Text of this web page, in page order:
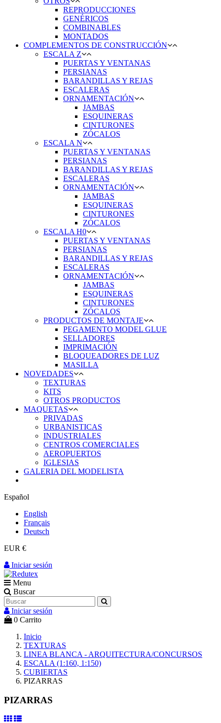
REPRODUCCIONES
GENÉRICOS
COMBINABLES
MONTADOS
COMPLEMENTOS DE CONSTRUCCIÓN
ESCALA Z
PUERTAS Y VENTANAS
PERSIANAS
BARANDILLAS Y REJAS
ESCALERAS
ORNAMENTACIÓN
JAMBAS
ESQUINERAS
CINTURONES
ZÓCALOS
ESCALA N
PUERTAS Y VENTANAS
PERSIANAS
BARANDILLAS Y REJAS
ESCALERAS
ORNAMENTACIÓN
JAMBAS
ESQUINERAS
CINTURONES
ZÓCALOS
ESCALA H0
PUERTAS Y VENTANAS
PERSIANAS
BARANDILLAS Y REJAS
ESCALERAS
ORNAMENTACIÓN
JAMBAS
ESQUINERAS
CINTURONES
ZÓCALOS
PRODUCTOS DE MONTAJE
PEGAMENTO MODEL GLUE
SELLADORES
IMPRIMACIÓN
BLOQUEADORES DE LUZ
MASILLA
NOVEDADES
TEXTURAS
KITS
OTROS PRODUCTOS
MAQUETAS
PRIVADAS
URBANISTICAS
INDUSTRIALES
CENTROS COMERCIALES
AEROPUERTOS
IGLESIAS
GALERIA DEL MODELISTA
Español
English
Français
Deutsch
EUR €
Iniciar sesión
Menu
Buscar
Iniciar sesión
0 Carrito
Inicio
TEXTURAS
LINEA BLANCA - ARQUITECTURA/CONCURSOS
ESCALA (1:160, 1:150)
CUBIERTAS
PIZARRAS
PIZARRAS